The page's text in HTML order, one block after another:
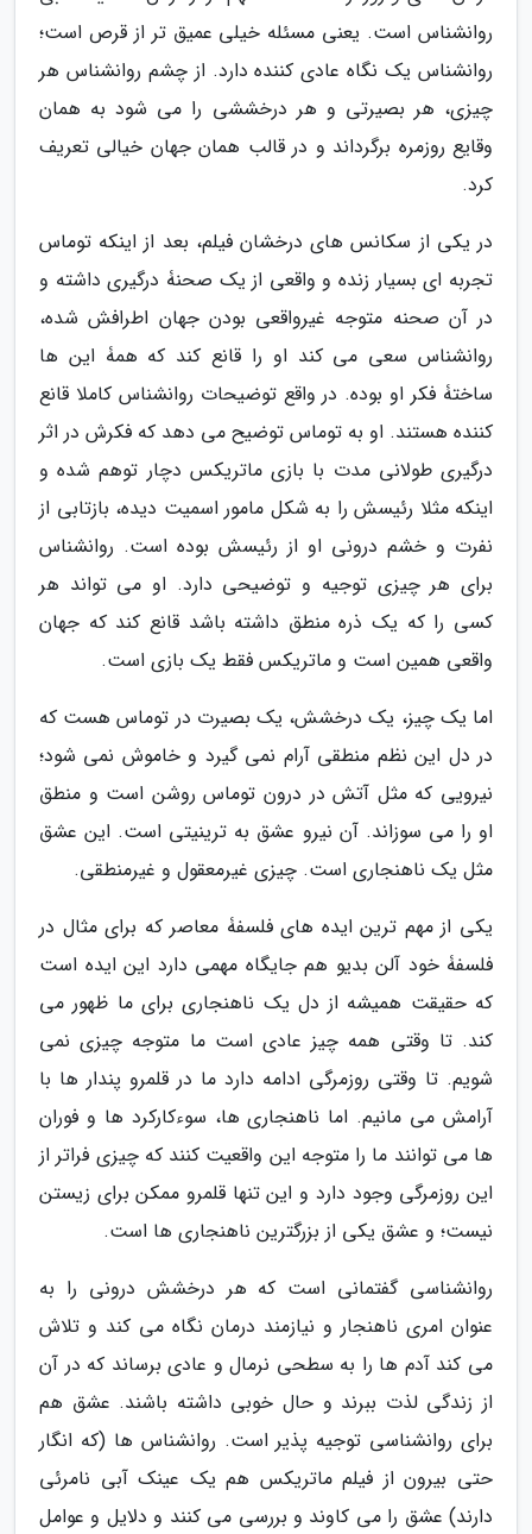
روانشناس است. یعنی مسئله خیلی عمیق تر از قرص است؛
روانشناس یک نگاه عادی کننده دارد. از چشم روانشناس هر
چیزی، هر بصیرتی و هر درخششی را می شود به همان
وقایع روزمره برگرداند و در قالب همان جهان خیالی تعریف
کرد.
در یکی از سکانس های درخشان فیلم، بعد از اینکه توماس
تجربه ای بسیار زنده و واقعی از یک صحنۀ درگیری داشته و
در آن صحنه متوجه غیرواقعی بودن جهان اطرافش شده،
روانشناس سعی می کند او را قانع کند که همۀ این ها
ساختۀ فکر او بوده. در واقع توضیحات روانشناس کاملا قانع
کننده هستند. او به توماس توضیح می دهد که فکرش در اثر
درگیری طولانی مدت با بازی ماتریکس دچار توهم شده و
اینکه مثلا رئیسش را به شکل مامور اسمیت دیده، بازتابی از
نفرت و خشم درونی او از رئیسش بوده است. روانشناس
برای هر چیزی توجیه و توضیحی دارد. او می تواند هر
کسی را که یک ذره منطق داشته باشد قانع کند که جهان
واقعی همین است و ماتریکس فقط یک بازی است.
اما یک چیز، یک درخشش، یک بصیرت در توماس هست که
در دل این نظم منطقی آرام نمی گیرد و خاموش نمی شود؛
نیرویی که مثل آتش در درون توماس روشن است و منطق
او را می سوزاند. آن نیرو عشق به ترینیتی است. این عشق
مثل یک ناهنجاری است. چیزی غیرمعقول و غیرمنطقی.
یکی از مهم ترین ایده های فلسفۀ معاصر که برای مثال در
فلسفۀ خود آلن بدیو هم جایگاه مهمی دارد این ایده است
که حقیقت همیشه از دل یک ناهنجاری برای ما ظهور می
کند. تا وقتی همه چیز عادی است ما متوجه چیزی نمی
شویم. تا وقتی روزمرگی ادامه دارد ما در قلمرو پندار ها با
آرامش می مانیم. اما ناهنجاری ها، سوءکارکرد ها و فوران
ها می توانند ما را متوجه این واقعیت کنند که چیزی فراتر از
این روزمرگی وجود دارد و این تنها قلمرو ممکن برای زیستن
نیست؛ و عشق یکی از بزرگترین ناهنجاری ها است.
روانشناسی گفتمانی است که هر درخشش درونی را به
عنوان امری ناهنجار و نیازمند درمان نگاه می کند و تلاش
می کند آدم ها را به سطحی نرمال و عادی برساند که در آن
از زندگی لذت ببرند و حال خوبی داشته باشند. عشق هم
برای روانشناسی توجیه پذیر است. روانشناس ها (که انگار
حتی بیرون از فیلم ماتریکس هم یک عینک آبی نامرئی
دارند) عشق را می کاوند و بررسی می کنند و دلایل و عوامل